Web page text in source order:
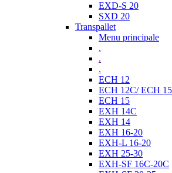
EXD-S 20
SXD 20
Transpallet
Menu principale
.
.
.
ECH 12
ECH 12C/ ECH
ECH 15
EXH 14C
EXH 14
EXH 16-20
EXH-L 16-20
EXH 25-30
EXH-SF 16C-20C